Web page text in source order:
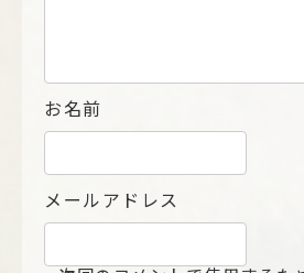
お名前
メールアドレス